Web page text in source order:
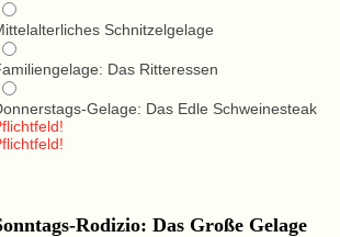
Schnitzelgelage
Das Ritteressen
Gelage: Das Edle Schweinesteak
Rodizio: Das Große Gelage